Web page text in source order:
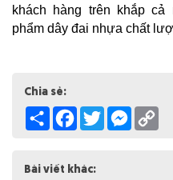
khách hàng trên khắp
phẩm dây đai nhựa chất
Chia sẻ:
Share Facebook
Twitter
Bài viết khác: